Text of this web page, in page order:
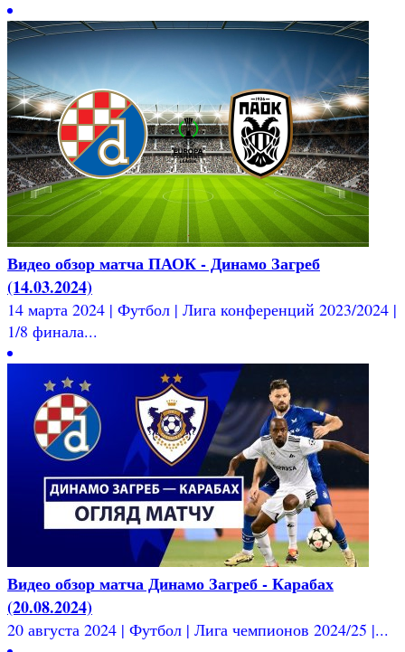
Видео обзор матча ПАОК - Динамо Загреб
(14.03.2024)
14 марта 2024 | Футбол | Лига конференций 2023/2024 |
1/8 финала...
Видео обзор матча Динамо Загреб - Карабах
(20.08.2024)
20 августа 2024 | Футбол | Лига чемпионов 2024/25 |...